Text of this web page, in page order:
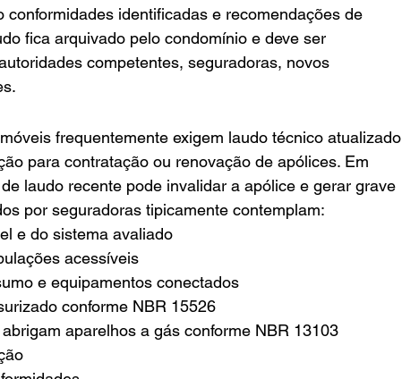
identificadas e recomendações de
fica arquivado pelo condomínio e deve ser
competentes, seguradoras, novos
frequentemente exigem laudo técnico atualizado
para contratação ou renovação de apólices. Em
laudo recente pode invalidar a apólice e gerar grave
por seguradoras tipicamente contemplam:
e do sistema avaliado
acessíveis
e equipamentos conectados
conforme NBR 15526
aparelhos a gás conforme NBR 13103